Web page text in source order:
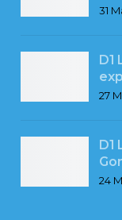
31
D1
27
D1
24